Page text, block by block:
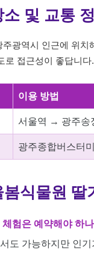
소 및 교통
주광역시 인근에 위
로 접근성이 좋답니다.
이용 방법
서울역 → 광주송
광주종합버스터
봄식물원 딸
체험은 예약해야 하
도 가능하지만 인